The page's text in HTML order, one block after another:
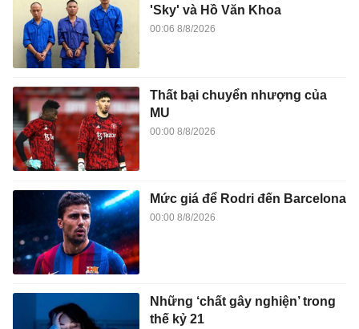
'Sky' và Hồ Văn Khoa
00:06 8/8/2026
Thất bại chuyển nhượng của
MU
00:00 8/8/2026
Mức giá để Rodri đến Barcelona
00:00 8/8/2026
Những ‘chất gây nghiện’ trong
thế kỷ 21